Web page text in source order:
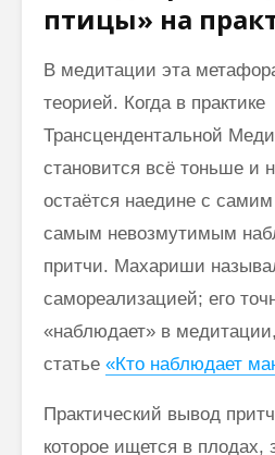
птицы» на
В медитации эта
теорией. Когда в практике
Трансцендентальной
становится всё тоньше и
остаётся наедине с
самым невозмутимым
притчи. Махариши
самореализацией; его
«наблюдает» в
статье «Кто наблюдает
Практический вывод
которое ищется в плодах,